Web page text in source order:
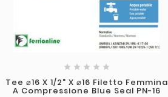
    
Tee ⌀16 X 1/2" X ⌀16 Filetto Femmina
A Compressione Blue Seal PN-16